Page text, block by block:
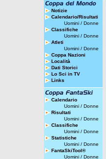
Notizie
Calendario/Risultati
Uomini / Donne
Classifiche
Uomini / Donne
Atleti
Uomini / Donne
Coppa Nazioni
Località
Dati Storici
Lo Sci in TV
Links
Calendario
Uomini / Donne
Risultati
Uomini / Donne
Classifiche
Uomini / Donne
Statistiche
Uomini / Donne
FantaSkiTool®
Uomini / Donne